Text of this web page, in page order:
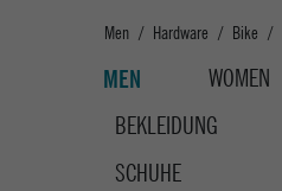
Men Hardware Bike
MEN WOMEN
BEKLEIDUNG
SCHUHE